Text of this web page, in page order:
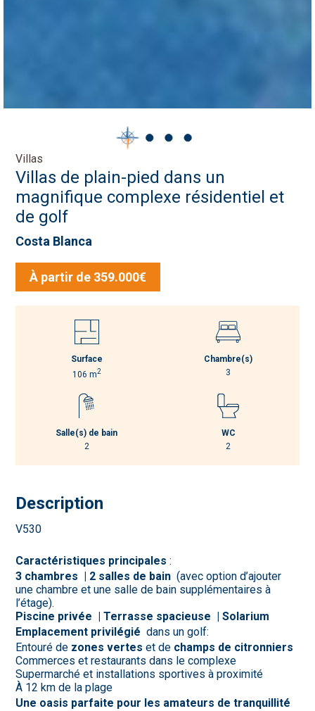
Villas
Villas de plain-pied dans un
magnifique complexe résidentiel et
de golf
Costa Blanca
À partir de 359.000€
Surface
106 m2
Chambre(s)
3
Salle(s) de bain
2
WC
2
Description
V530
Caractéristiques principales :
3 chambres | 2 salles de bain (avec option d’ajouter
une chambre et une salle de bain supplémentaires à
l’étage).
Piscine privée | Terrasse spacieuse | Solarium
Emplacement privilégié dans un golf:
Entouré de zones vertes et de champs de citronniers
Commerces et restaurants dans le complexe
Supermarché et installations sportives à proximité
À 12 km de la plage
Une oasis parfaite pour les amateurs de tranquillité